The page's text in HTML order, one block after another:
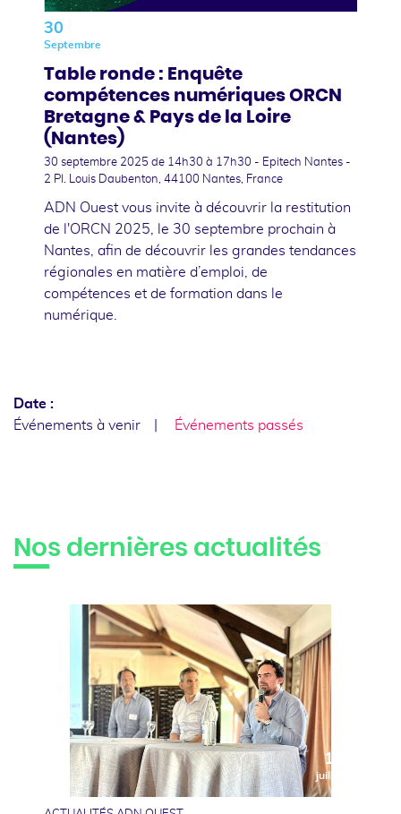
30
Septembre
Table ronde : Enquête
compétences numériques ORCN
Bretagne & Pays de la Loire
(Nantes)
30 septembre 2025 de 14h30 à 17h30 - Epitech Nantes -
2 Pl. Louis Daubenton, 44100 Nantes, France
ADN Ouest vous invite à découvrir la restitution
de l'ORCN 2025, le 30 septembre prochain à
Nantes, afin de découvrir les grandes tendances
régionales en matière d’emploi, de
compétences et de formation dans le
numérique.
Date :
Événements à venir
Événements passés
Nos dernières actualités
10
juillet